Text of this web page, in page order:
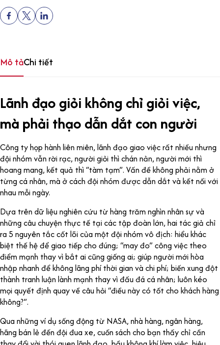
Mô tảChi tiết
Lãnh đạo giỏi không chỉ giỏi việc,
mà phải thạo dẫn dắt con người
Công ty họp hành liên miên, lãnh đạo giao việc rất nhiều nhưng
đội nhóm vẫn rời rạc, người giỏi thì chán nản, người mới thì
hoang mang, kết quả thì “tàm tạm”. Vấn đề không phải nằm ở
từng cá nhân, mà ở cách đội nhóm được dẫn dắt và kết nối với
nhau mỗi ngày.
Dựa trên dữ liệu nghiên cứu từ hàng trăm nghìn nhân sự và
những câu chuyện thực tế tại các tập đoàn lớn, hai tác giả chỉ
ra 5 nguyên tắc cốt lõi của một đội nhóm vô địch: hiểu khác
biệt thế hệ để giao tiếp cho đúng; “may đo” công việc theo
điểm mạnh thay vì bắt ai cũng giống ai; giúp người mới hòa
nhập nhanh để không lãng phí thời gian và chi phí; biến xung đột
thành tranh luận lành mạnh thay vì đấu đá cá nhân; luôn kéo
mọi quyết định quay về câu hỏi “điều này có tốt cho khách hàng
không?”.
Qua những ví dụ sống động từ NASA, nhà hàng, ngân hàng,
hãng bán lẻ đến đội đua xe, cuốn sách cho bạn thấy chỉ cần